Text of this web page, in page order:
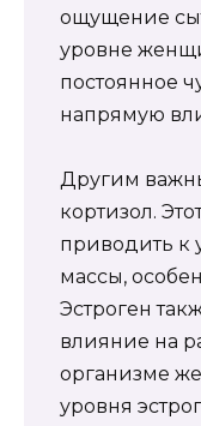
ощущение
уровне
постоянное
напрямую
Другим
кортизол.
приводить к
массы,
Эстроген
влияние на
организме
уровня